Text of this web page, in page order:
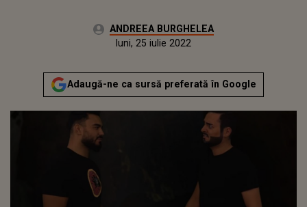
Autor:ANDREEA BURGHELEA
Actualizat:
luni, 25 iulie 2022
Adaugă-ne ca sursă preferată în Google